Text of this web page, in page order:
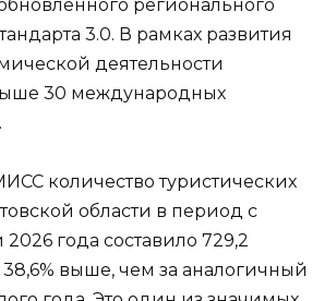
регионального
3.0. В рамках развития
деятельности
30 международных
количество туристических
области в период с
года составило 729,2
38,6% выше, чем за аналогичный